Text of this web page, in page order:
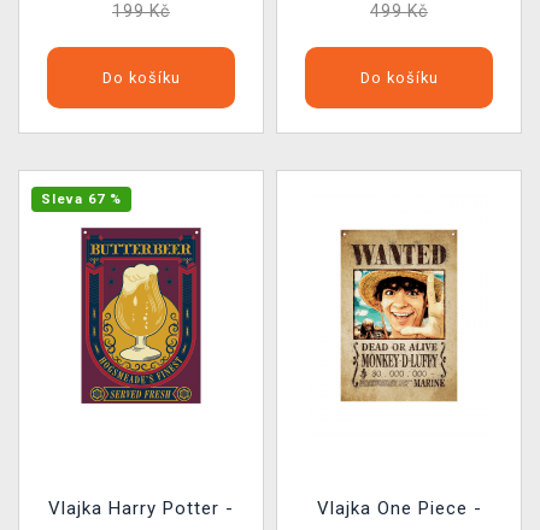
199 Kč
Do košíku
499 Kč
Do košíku
Sleva 67 %
Vlajka Harry Potter -
Vlajka One Piece -